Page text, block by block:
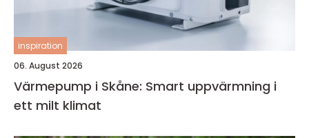
inspiration
06. August 2026
Värmepump i Skåne: Smart uppvärmning i
ett milt klimat